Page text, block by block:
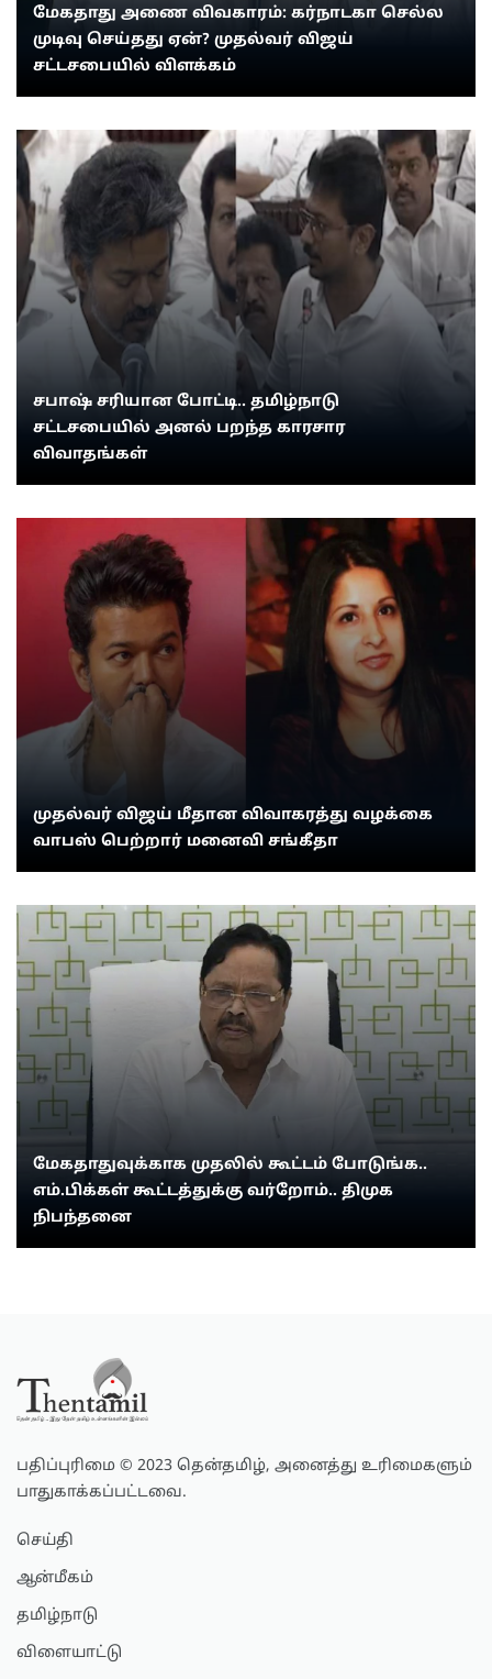
மேகதாது அணை விவகாரம்: கர்நாடகா செல்ல
முடிவு செய்தது ஏன்? முதல்வர் விஜய்
சட்டசபையில் விளக்கம்
சபாஷ் சரியான போட்டி.. தமிழ்நாடு
சட்டசபையில் அனல் பறந்த காரசார
விவாதங்கள்
முதல்வர் விஜய் மீதான விவாகரத்து வழக்கை
வாபஸ் பெற்றார் மனைவி சங்கீதா
மேகதாதுவுக்காக முதலில் கூட்டம் போடுங்க..
எம்.பிக்கள் கூட்டத்துக்கு வர்றோம்.. திமுக
நிபந்தனை
பதிப்புரிமை © 2023 தென்தமிழ், அனைத்து உரிமைகளும்
பாதுகாக்கப்பட்டவை.
செய்தி
ஆன்மீகம்
தமிழ்நாடு
விளையாட்டு